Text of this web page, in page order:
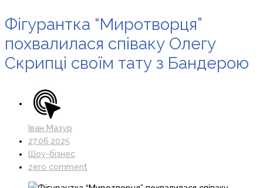
Фігурантка “Миротворця”
похвалилася співаку Олегу
Скрипці своїм тату з Бандерою
Іван Мазур
27.06.2025
Шоу-бізнес
zero comment